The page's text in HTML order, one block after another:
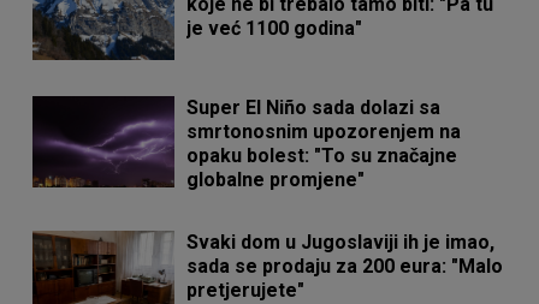
koje ne bi trebalo tamo biti: "Pa tu
je već 1100 godina"
Super El Niño sada dolazi sa
smrtonosnim upozorenjem na
opaku bolest: "To su značajne
globalne promjene"
Svaki dom u Jugoslaviji ih je imao,
sada se prodaju za 200 eura: "Malo
pretjerujete"